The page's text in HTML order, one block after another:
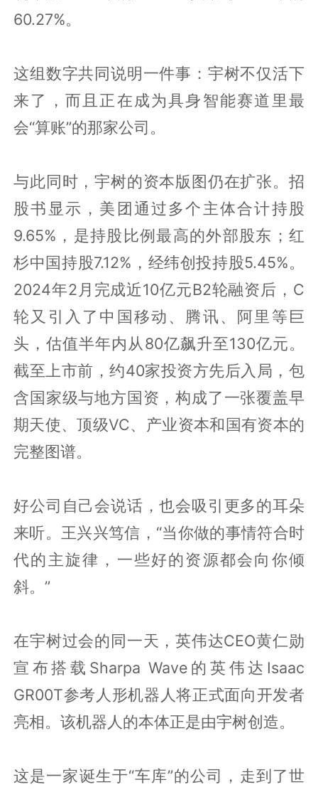
60.27%。
这组数字共同说明一件事：宇树不仅活下
来了，而且正在成为具身智能赛道里最
会“算账”的那家公司。
与此同时，宇树的资本版图仍在扩张。招
股书显示，美团通过多个主体合计持股
9.65%，是持股比例最高的外部股东；红
杉中国持股7.12%，经纬创投持股5.45%。
2024年2月完成近10亿元B2轮融资后，C
轮又引入了中国移动、腾讯、阿里等巨
头，估值半年内从80亿飙升至130亿元。
截至上市前，约40家投资方先后入局，包
含国家级与地方国资，构成了一张覆盖早
期天使、顶级VC、产业资本和国有资本的
完整图谱。
好公司自己会说话，也会吸引更多的耳朵
来听。王兴兴笃信，“当你做的事情符合时
代的主旋律，一些好的资源都会向你倾
斜。”
在宇树过会的同一天，英伟达CEO黄仁勋
宣布搭载Sharpa Wave的英伟达Isaac
GR00T参考人形机器人将正式面向开发者
亮相。该机器人的本体正是由宇树创造。
这是一家诞生于“车库”的公司，走到了世